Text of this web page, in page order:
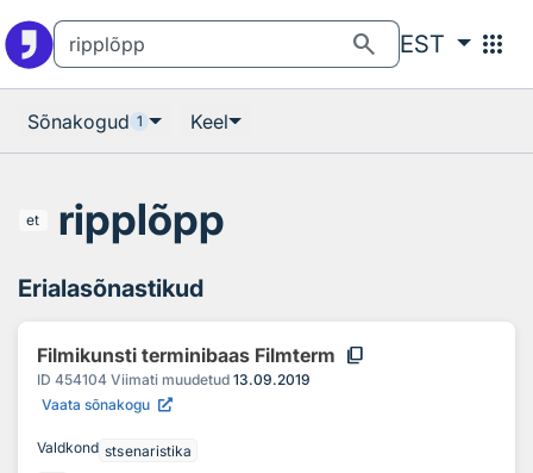
search EST apps
Sõnakogud 1 Keel
et ripplõpp
Erialasõnastikud
Filmikunsti terminibaas Filmterm content_copy
ID 454104 Viimati muudetud 13.09.2019
Vaata sõnakogu
Valdkond stsenaristika